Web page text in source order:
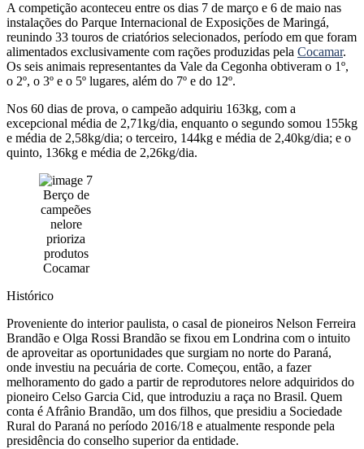
A competição aconteceu entre os dias 7 de março e 6 de maio nas
instalações do Parque Internacional de Exposições de Maringá,
reunindo 33 touros de criatórios selecionados, período em que foram
alimentados exclusivamente com rações produzidas pela Cocamar.
Os seis animais representantes da Vale da Cegonha obtiveram o 1º,
o 2º, o 3º e o 5º lugares, além do 7º e do 12º.
Nos 60 dias de prova, o campeão adquiriu 163kg, com a
excepcional média de 2,71kg/dia, enquanto o segundo somou 155kg
e média de 2,58kg/dia; o terceiro, 144kg e média de 2,40kg/dia; e o
quinto, 136kg e média de 2,26kg/dia.
Berço de
campeões
nelore
prioriza
produtos
Cocamar
Histórico
Proveniente do interior paulista, o casal de pioneiros Nelson Ferreira
Brandão e Olga Rossi Brandão se fixou em Londrina com o intuito
de aproveitar as oportunidades que surgiam no norte do Paraná,
onde investiu na pecuária de corte. Começou, então, a fazer
melhoramento do gado a partir de reprodutores nelore adquiridos do
pioneiro Celso Garcia Cid, que introduziu a raça no Brasil. Quem
conta é Afrânio Brandão, um dos filhos, que presidiu a Sociedade
Rural do Paraná no período 2016/18 e atualmente responde pela
presidência do conselho superior da entidade.